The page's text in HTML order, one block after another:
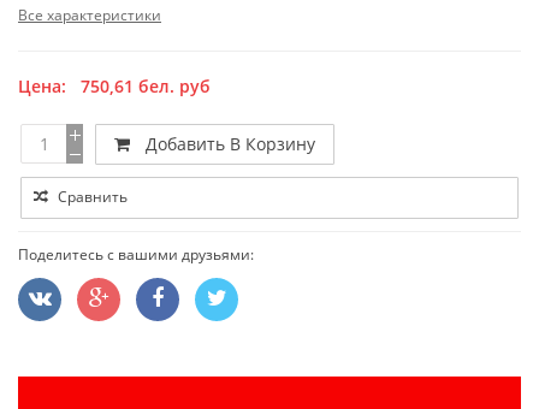
Все характеристики
Цена: 750,61 бел. руб
Добавить В Корзину
Сравнить
Поделитесь с вашими друзьями: